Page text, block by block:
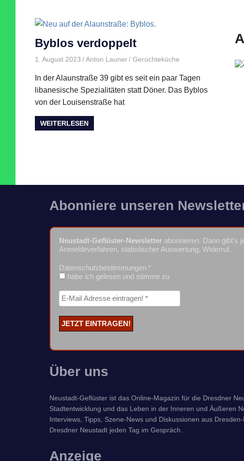
Byblos verdoppelt
1. August 2023 Anton Launer Gerüchteküche
In der Alaunstraße 39 gibt es seit ein paar Tagen
libanesische Spezialitäten statt Döner. Das Byblos
von der Louisenstraße hat
WEITERLESEN
Abonniere unseren
Neustadt-Geflüster-Newsletter abonnieren. Dann gibt's
Anmeldeverfahren, statistischer Auswertung, Widerruf.
Datenschutzbestimmungen *
habe ich gelesen und stimme zu
Über uns
Neustadt-Geflüster ist das Online-Magazin für die Dresdner
Stadtentwicklung und das Leben in der Inneren und Äußeren
Interviews, Tipps, Szene-News und Diskussionen aus
Dresdner Neustadt jeden Tag im Gespräch.
Anzeige